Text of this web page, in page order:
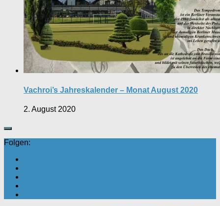
Vachroi’s Jahreskalender – Monat August 2020
2. August 2020
Folgen: